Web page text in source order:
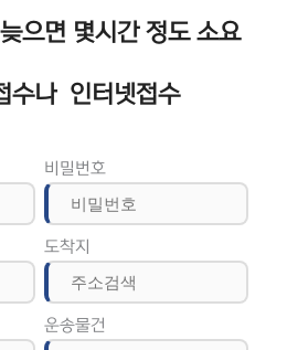
으면 몇시간 정도 소요
수나 인터넷접수
비밀번호
도착지
운송물건